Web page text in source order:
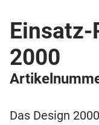
2000
Das Design